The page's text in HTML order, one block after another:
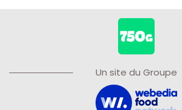
Un site du Groupe